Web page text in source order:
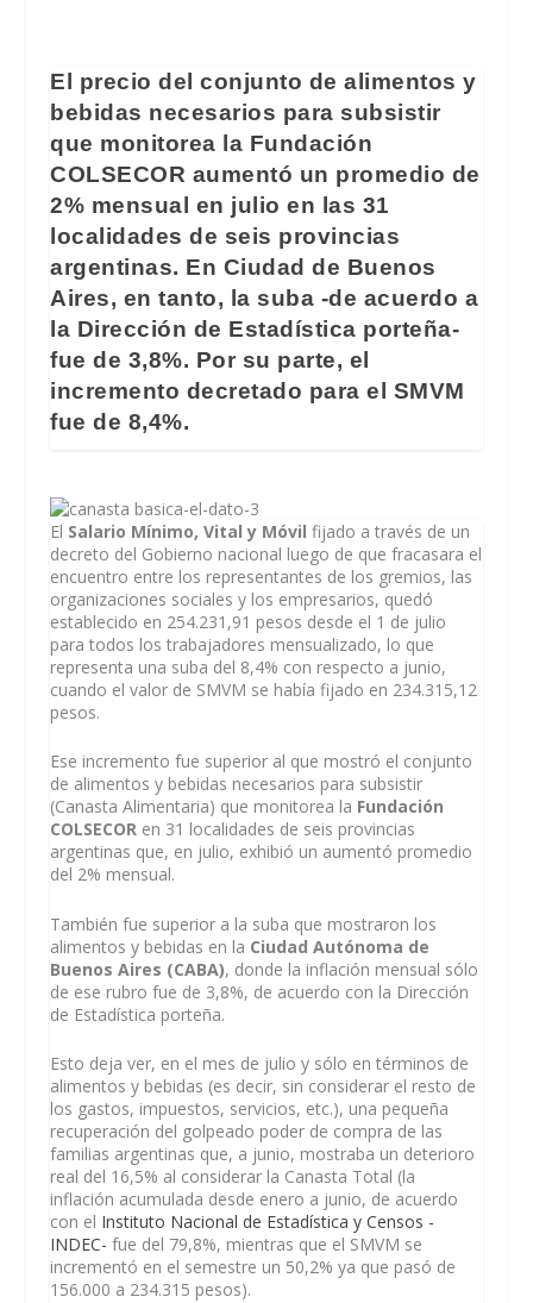
El precio del conjunto de alimentos y
bebidas necesarios para subsistir
que monitorea la Fundación
COLSECOR aumentó un promedio de
2% mensual en julio en las 31
localidades de seis provincias
argentinas. En Ciudad de Buenos
Aires, en tanto, la suba -de acuerdo a
la Dirección de Estadística porteña-
fue de 3,8%. Por su parte, el
incremento decretado para el SMVM
fue de 8,4%.
El Salario Mínimo, Vital y Móvilfijado a través de un
decreto del Gobierno nacional luego de que fracasara el
encuentro entre los representantes de los gremios, las
organizaciones sociales y los empresarios, quedó
establecido en 254.231,91 pesos desde el 1 de julio
para todos los trabajadores mensualizado, lo que
representa una suba del 8,4% con respecto a junio,
cuando el valor de SMVM se había fijado en 234.315,12
pesos.
Ese incremento fue superior al que mostró el conjunto
de alimentos y bebidas necesarios para subsistir
(Canasta Alimentaria) que monitorea la Fundación
COLSECOR en 31 localidades de seis provincias
argentinas que, en julio, exhibió un aumentó promedio
del 2% mensual.
También fue superior a la suba que mostraron los
alimentos y bebidas en la Ciudad Autónoma de
Buenos Aires (CABA), donde la inflación mensual sólo
de ese rubro fue de 3,8%, de acuerdo con la Dirección
de Estadística porteña.
Esto deja ver, en el mes de julio y sólo en términos de
alimentos y bebidas (es decir, sin considerar el resto de
los gastos, impuestos, servicios, etc.), una pequeña
recuperación del golpeado poder de compra de las
familias argentinas que, a junio, mostraba un deterioro
real del 16,5% al considerar la Canasta Total (la
inflación acumulada desde enero a junio, de acuerdo
con el Instituto Nacional de Estadística y Censos -
INDEC- fue del 79,8%, mientras que el SMVM se
incrementó en el semestre un 50,2% ya que pasó de
156.000 a 234.315 pesos).